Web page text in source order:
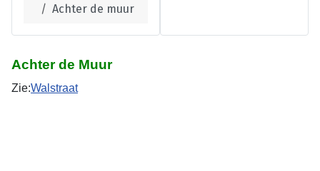
Achter de muur
Achter de Muur
Zie:Walstraat